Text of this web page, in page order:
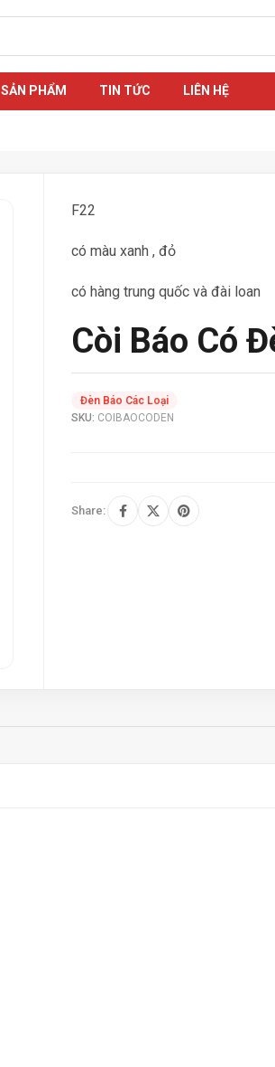
SẢN PHẨM TIN TỨC LIÊN HỆ
Còi Báo Có
F22
có màu xanh , đỏ
có hàng trung quốc và đài loan
SKU: COIBAOCODEN
Đèn Báo Các Loại
Share: